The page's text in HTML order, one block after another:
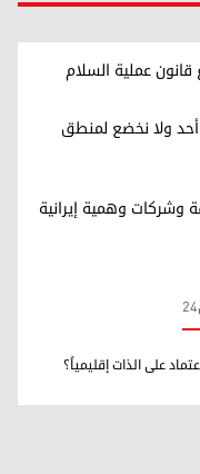
عملية السلام
أحد ولا نخضع لمنطق
وهمية إيرانية
على الذات إقليمياً؟